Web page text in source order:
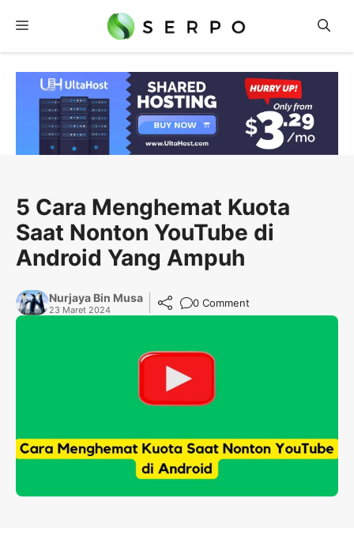
Menu
5 Cara Menghemat Kuota
Saat Nonton YouTube di
Android Yang Ampuh
Nurjaya Bin Musa
23 Maret 2024
0 Comment